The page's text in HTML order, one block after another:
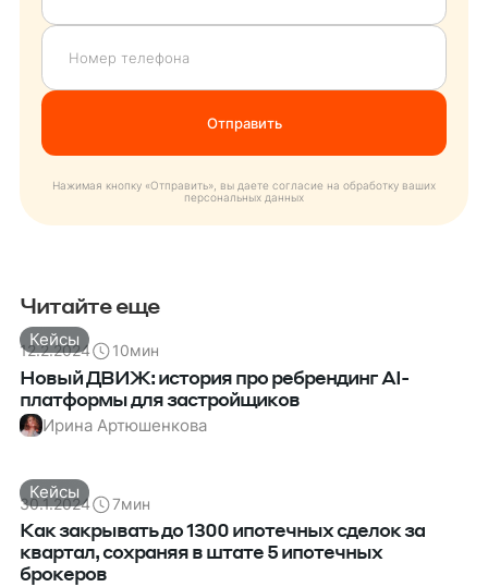
Нажимая кнопку «Отправить», вы даете согласие на обработку ваших
персональных данных
Читайте еще
12.2.2024 10мин
Новый ДВИЖ: история про ребрендинг AI-
платформы для застройщиков
Ирина Артюшенкова
Кейсы
30.1.2024 7мин
Как закрывать до 1300 ипотечных сделок за
квартал, сохраняя в штате 5 ипотечных
брокеров
Кейсы